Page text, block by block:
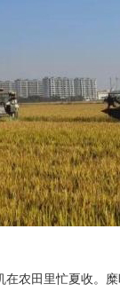
在农田里忙夏收。